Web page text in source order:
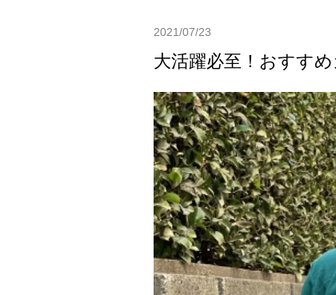
2021/07/23
大活躍必至！おすす